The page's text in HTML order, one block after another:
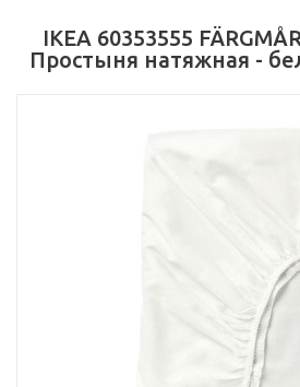
IKEA 60353555
Простыня натяжная -